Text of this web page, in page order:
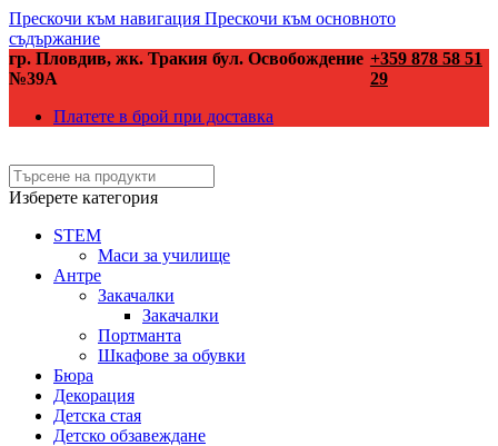
Прескочи към навигация Прескочи към основното
съдържание
гр. Пловдив, жк. Тракия бул. Освобождение
№39А
+359 878 58 51
29
Платете в брой при доставка
Изберете категория
STEM
Маси за училище
Антре
Закачалки
Закачалки
Портманта
Шкафове за обувки
Бюра
Декорация
Детска стая
Детско обзавеждане